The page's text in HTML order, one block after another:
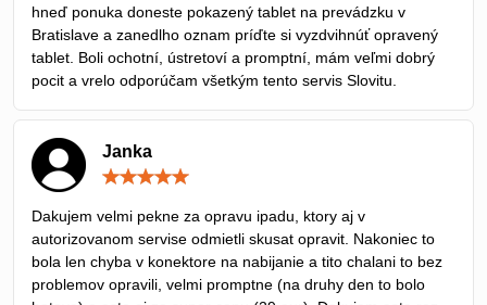
hneď ponuka doneste pokazený tablet na prevádzku v
Bratislave a zanedlho oznam príďte si vyzdvihnúť opravený
tablet. Boli ochotní, ústretoví a promptní, mám veľmi dobrý
pocit a vrelo odporúčam všetkým tento servis Slovitu.
Janka
5
Dakujem velmi pekne za opravu ipadu, ktory aj v
autorizovanom servise odmietli skusat opravit. Nakoniec to
bola len chyba v konektore na nabijanie a tito chalani to bez
problemov opravili, velmi promptne (na druhy den to bolo